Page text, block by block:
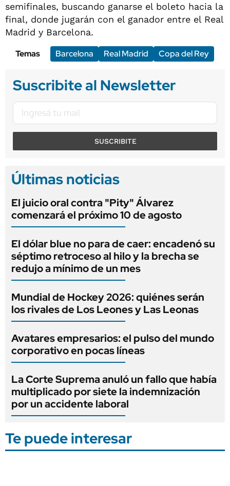
semifinales, buscando ganarse el boleto hacia la
final, donde jugarán con el ganador entre el Real
Madrid y Barcelona.
Temas
Barcelona Real Madrid Copa del Rey
Suscribite al Newsletter
SUSCRIBITE
Últimas noticias
El juicio oral contra "Pity" Álvarez
comenzará el próximo 10 de agosto
El dólar blue no para de caer: encadenó su
séptimo retroceso al hilo y la brecha se
redujo a mínimo de un mes
Mundial de Hockey 2026: quiénes serán
los rivales de Los Leones y Las Leonas
Avatares empresarios: el pulso del mundo
corporativo en pocas líneas
La Corte Suprema anuló un fallo que había
multiplicado por siete la indemnización
por un accidente laboral
Te puede interesar